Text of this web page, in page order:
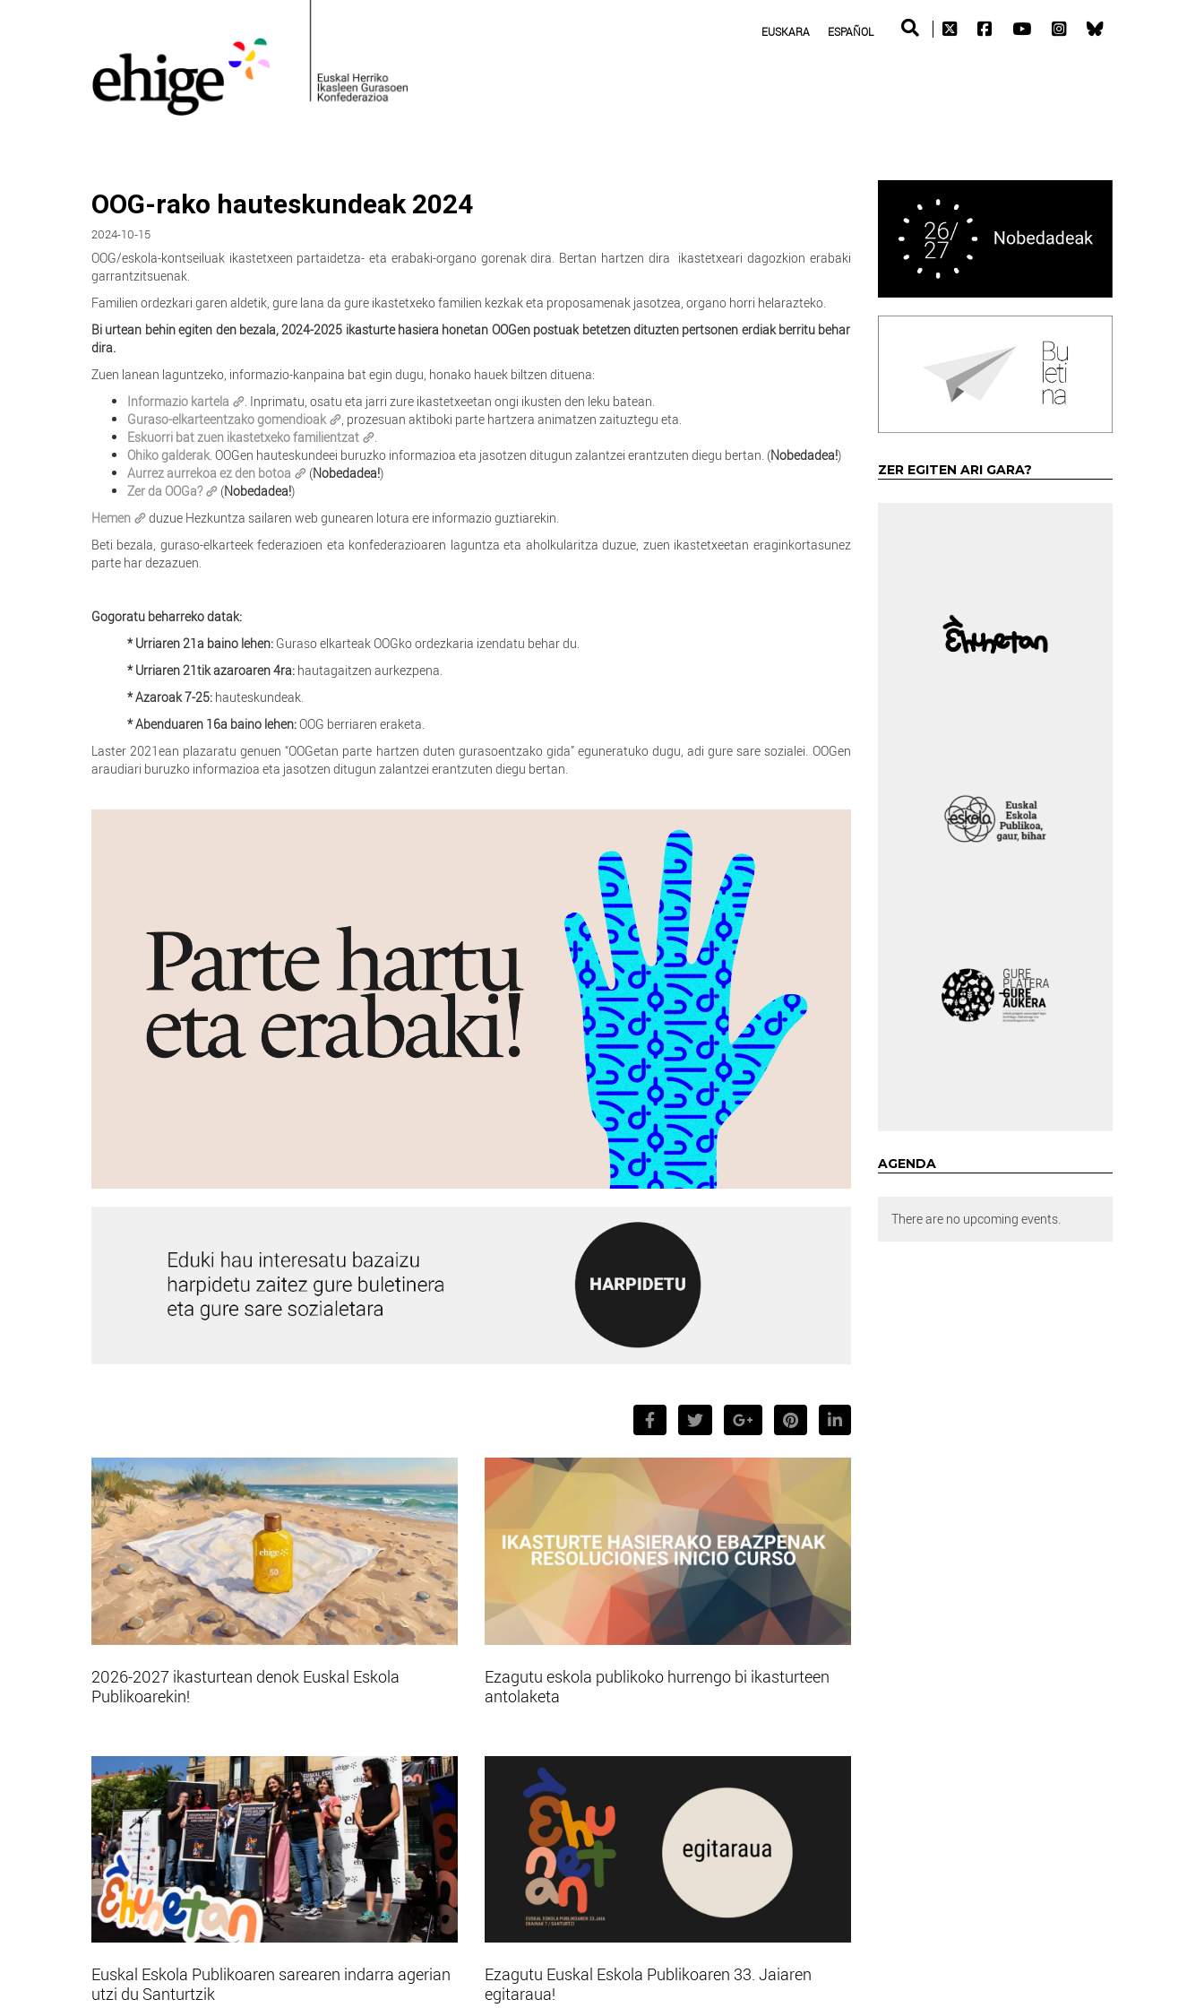
EUSKARA ESPAÑOL
OOG-rako hauteskundeak 2024
2024-10-15
OOG/eskola-kontseiluak ikastetxeen partaidetza- eta erabaki-organo gorenak dira. Bertan hartzen dira ikastetxeari dagozkion erabaki
garrantzitsuenak.
Familien ordezkari garen aldetik, gure lana da gure ikastetxeko familien kezkak eta proposamenak jasotzea, organo horri helarazteko.
Bi urtean behin egiten den bezala, 2024-2025 ikasturte hasiera honetan OOGen postuak betetzen dituzten pertsonen erdiak berritu behar
dira.
Zuen lanean laguntzeko, informazio-kanpaina bat egin dugu, honako hauek biltzen dituena:
Informazio kartela
. Inprimatu, osatu eta jarri zure ikastetxeetan ongi ikusten den leku batean.
Guraso-elkarteentzako gomendioak
, prozesuan aktiboki parte hartzera animatzen zaituztegu eta.
Eskuorri bat zuen ikastetxeko familientzat
.
Ohiko galderak. OOGen hauteskundeei buruzko informazioa eta jasotzen ditugun zalantzei erantzuten diegu bertan. (Nobedadea!)
Aurrez aurrekoa ez den botoa
(Nobedadea!)
Zer da OOGa?
(Nobedadea!)
Hemen
duzue Hezkuntza sailaren web gunearen lotura ere informazio guztiarekin.
Beti bezala, guraso-elkarteek federazioen eta konfederazioaren laguntza eta aholkularitza duzue, zuen ikastetxeetan eraginkortasunez
parte har dezazuen.
Gogoratu beharreko datak:
* Urriaren 21a baino lehen: Guraso elkarteak OOGko ordezkaria izendatu behar du.
* Urriaren 21tik azaroaren 4ra: hautagaitzen aurkezpena.
* Azaroak 7-25: hauteskundeak.
* Abenduaren 16a baino lehen:OOG berriaren eraketa.
Laster 2021ean plazaratu genuen “OOGetan parte hartzen duten gurasoentzako gida” eguneratuko dugu, adi gure sare sozialei. OOGen
araudiari buruzko informazioa eta jasotzen ditugun zalantzei erantzuten diegu bertan.
2026-2027 ikasturtean denok Euskal Eskola
Publikoarekin!
Ezagutu eskola publikoko hurrengo bi ikasturteen
antolaketa
Euskal Eskola Publikoaren sarearen indarra agerian
utzi du Santurtzik
Ezagutu Euskal Eskola Publikoaren 33. Jaiaren
egitaraua!
ZER EGITEN ARI GARA?
AGENDA
There are no upcoming events.